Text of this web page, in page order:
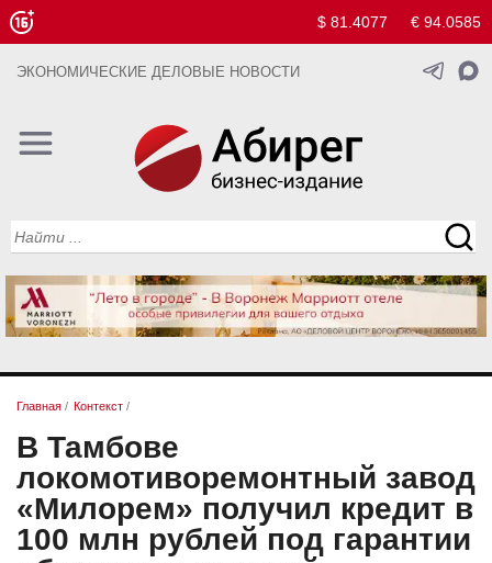
$ 81.4077 € 94.0585
ЭКОНОМИЧЕСКИЕ ДЕЛОВЫЕ НОВОСТИ
Главная / Контекст /
В Тамбове
локомотиворемонтный завод
«Милорем» получил кредит в
100 млн рублей под гарантии